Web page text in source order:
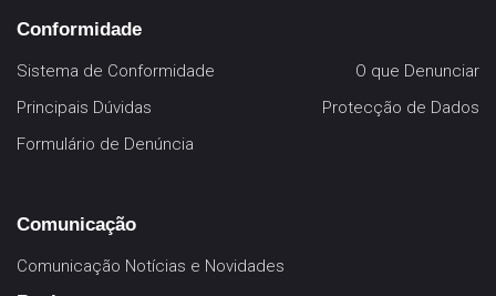
Conformidade
Sistema de Conformidade
O que Denunciar
Principais Dúvidas
Protecção de Dados
Formulário de Denúncia
Comunicação
Comunicação Notícias e Novidades